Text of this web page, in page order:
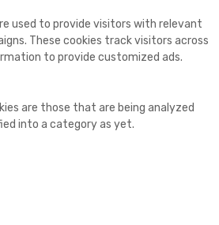
used to provide visitors with relevant
These cookies track visitors across
to provide customized ads.
are those that are being analyzed
into a category as yet.